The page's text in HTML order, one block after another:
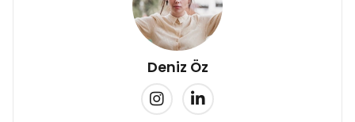
Deniz Öz